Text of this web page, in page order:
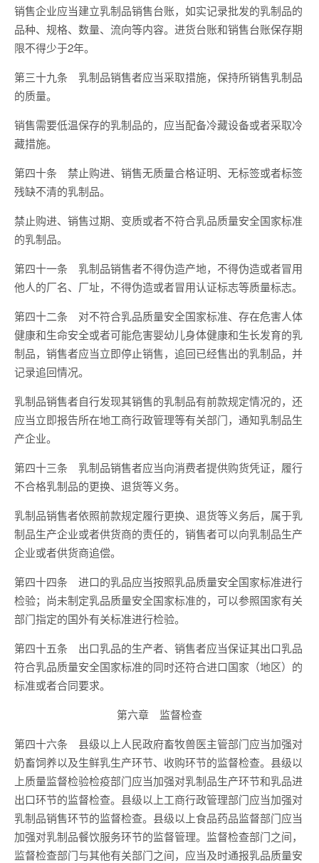
销售企业应当建立乳制品销售台账，如实记录批发的乳制品的
品种、规格、数量、流向等内容。进货台账和销售台账保存期
限不得少于2年。
第三十九条 乳制品销售者应当采取措施，保持所销售乳制品
的质量。
销售需要低温保存的乳制品的，应当配备冷藏设备或者采取冷
藏措施。
第四十条 禁止购进、销售无质量合格证明、无标签或者标签
残缺不清的乳制品。
禁止购进、销售过期、变质或者不符合乳品质量安全国家标准
的乳制品。
第四十一条 乳制品销售者不得伪造产地，不得伪造或者冒用
他人的厂名、厂址，不得伪造或者冒用认证标志等质量标志。
第四十二条 对不符合乳品质量安全国家标准、存在危害人体
健康和生命安全或者可能危害婴幼儿身体健康和生长发育的乳
制品，销售者应当立即停止销售，追回已经售出的乳制品，并
记录追回情况。
乳制品销售者自行发现其销售的乳制品有前款规定情况的，还
应当立即报告所在地工商行政管理等有关部门，通知乳制品生
产企业。
第四十三条 乳制品销售者应当向消费者提供购货凭证，履行
不合格乳制品的更换、退货等义务。
乳制品销售者依照前款规定履行更换、退货等义务后，属于乳
制品生产企业或者供货商的责任的，销售者可以向乳制品生产
企业或者供货商追偿。
第四十四条 进口的乳品应当按照乳品质量安全国家标准进行
检验；尚未制定乳品质量安全国家标准的，可以参照国家有关
部门指定的国外有关标准进行检验。
第四十五条 出口乳品的生产者、销售者应当保证其出口乳品
符合乳品质量安全国家标准的同时还符合进口国家（地区）的
标准或者合同要求。
第六章 监督检查
第四十六条 县级以上人民政府畜牧兽医主管部门应当加强对
奶畜饲养以及生鲜乳生产环节、收购环节的监督检查。县级以
上质量监督检验检疫部门应当加强对乳制品生产环节和乳品进
出口环节的监督检查。县级以上工商行政管理部门应当加强对
乳制品销售环节的监督检查。县级以上食品药品监督部门应当
加强对乳制品餐饮服务环节的监督管理。监督检查部门之间，
监督检查部门与其他有关部门之间，应当及时通报乳品质量安